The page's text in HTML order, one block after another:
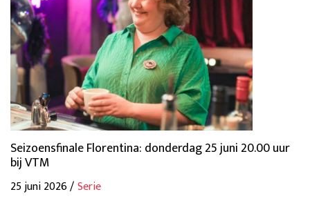
Seizoensfinale Florentina: donderdag 25 juni 20.00 uur
bij VTM
25 juni 2026 /Serie